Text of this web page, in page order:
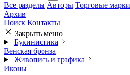
Все разделы Авторы Торговые марки
Архив
Поиск Контакты
Закрыть меню
Букинистика
Венская бронза
Живопись и графика
Иконы